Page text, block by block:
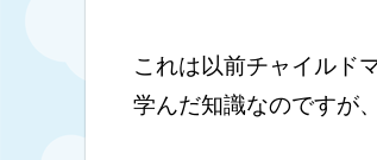
これは以前チャイルド
学んだ知識なのですが、